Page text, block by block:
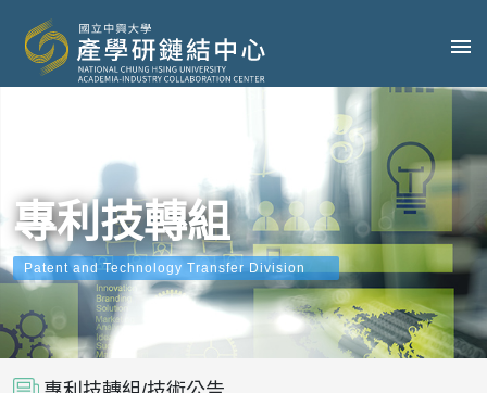
專利技轉組
Patent and Technology Transfer Division